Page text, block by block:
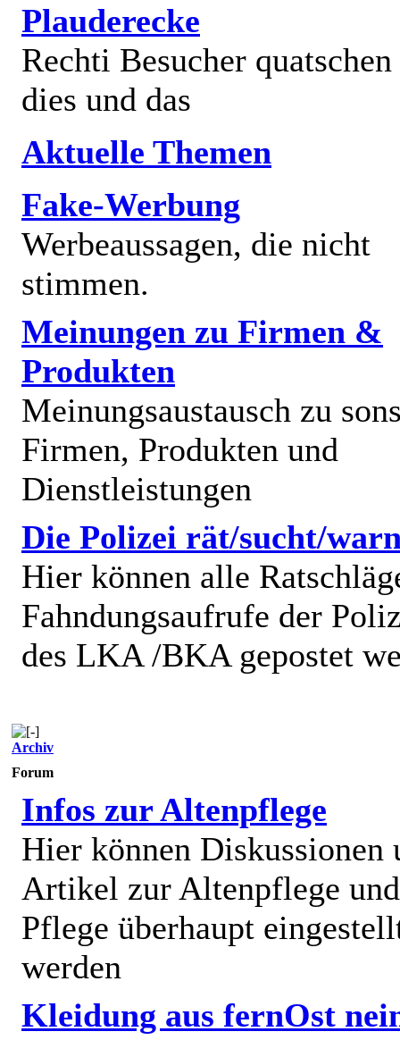
Plauderecke
Rechti Besucher
dies und das
Aktuelle Themen
Fake-Werbung
Werbeaussagen, die nicht
stimmen.
Meinungen zu Firmen &
Produkten
Meinungsaustausch zu
Firmen, Produkten und
Dienstleistungen
Die Polizei rät/sucht/
Hier können alle
Fahndungsaufrufe der
des LKA /BKA gepostet
Archiv
Forum
Infos zur Altenpflege
Hier können Diskussionen
Artikel zur Altenpflege
Pflege überhaupt
werden
Kleidung aus fernOst